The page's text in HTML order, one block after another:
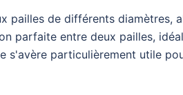
pailles de différents diamètres,
parfaite entre deux pailles,
s'avère particulièrement utile